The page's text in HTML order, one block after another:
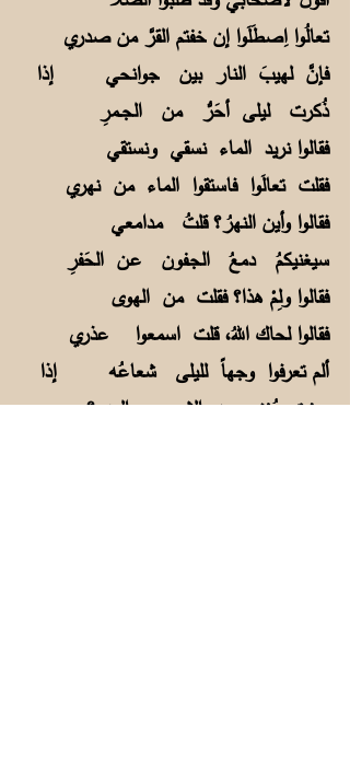
تعالُوا اِصطَلَوا إن خفتم القرَّ من صدري
فإنَّ لهيبَ النار بين جوانحي إذا
ذُكرت ليلى أحَرُّ من الجــمرِ
فقالوا نريد الماء نسقي ونستقي
فقلت تعالَوا فاستقوا الماء من نهري
فقالوا وأين النهرُ؟ قلتُ مدامعي
سيغنيكمُ دمعُ الجـفون عـن الحَفرِ
فقالوا ولِمْ هذا؟ فقلت من الهوى
فقالوا لحاك اللهُ، قلت اسمعوا عذري
ألم تعرفوا وجهاً لليلى شعاعُه إذا
برزت يُغني عن الشمسِ والـبدرِ؟